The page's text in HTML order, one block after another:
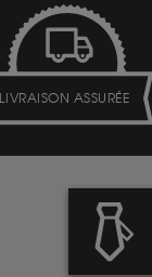
LIVRAISON ASSURÉE